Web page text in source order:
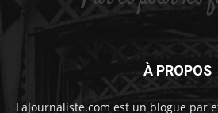
À PROPOS
LaJournaliste.com est un blogue par